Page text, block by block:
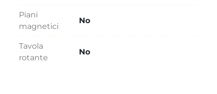
Piani
magnetici
No
Tavola
rotante
No